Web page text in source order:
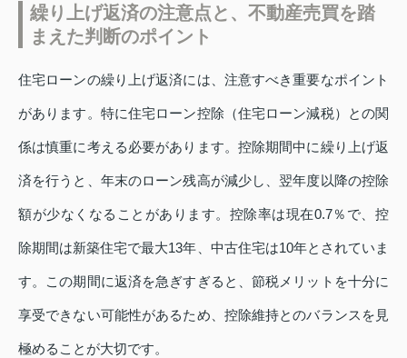
繰り上げ返済の注意点と、不動産売買を踏
まえた判断のポイント
住宅ローンの繰り上げ返済には、注意すべき重要なポイント
があります。特に住宅ローン控除（住宅ローン減税）との関
係は慎重に考える必要があります。控除期間中に繰り上げ返
済を行うと、年末のローン残高が減少し、翌年度以降の控除
額が少なくなることがあります。控除率は現在0.7％で、控
除期間は新築住宅で最大13年、中古住宅は10年とされていま
す。この期間に返済を急ぎすぎると、節税メリットを十分に
享受できない可能性があるため、控除維持とのバランスを見
極めることが大切です。